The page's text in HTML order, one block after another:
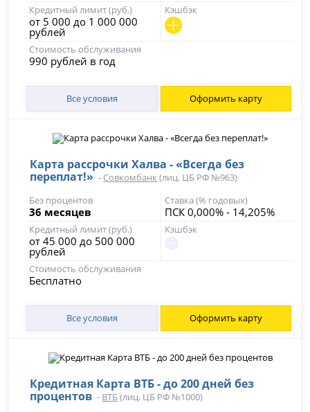
Кредитный лимит (руб.)
от 5 000 до 1 000 000
рублей
Кэшбэк
Стоимость обслуживания
990 рублей в год
Все условия Оформить карту
Карта рассрочки Халва - «Всегда без
переплат!» - Совкомбанк (лиц. ЦБ РФ №963)
Без процентов
36 месяцев
Ставка (% годовых)
ПСК 0,000% - 14,205%
Кредитный лимит (руб.)
от 45 000 до 500 000
рублей
Кэшбэк
Стоимость обслуживания
Бесплатно
Все условия Оформить карту
Кредитная Карта ВТБ - до 200 дней без
процентов - ВТБ(лиц. ЦБ РФ №1000)